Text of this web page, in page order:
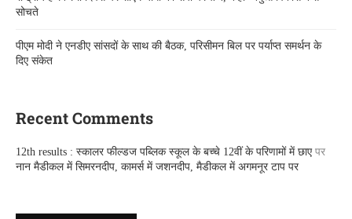
सोचते
पीएम मोदी ने एनडीए सांसदों के साथ की बैठक, परिसीमन बिल पर पर्याप्त समर्थन के
दिए संकेत
Recent Comments
12th results : स्कालर फील्डज पब्लिक स्कूल के बच्चे 12वीं के परिणामों में छाएपर
नान मैडीकल में सिमरनदीप, कामर्स में जशनदीप, मैडीकल में अगमनूर टाप पर